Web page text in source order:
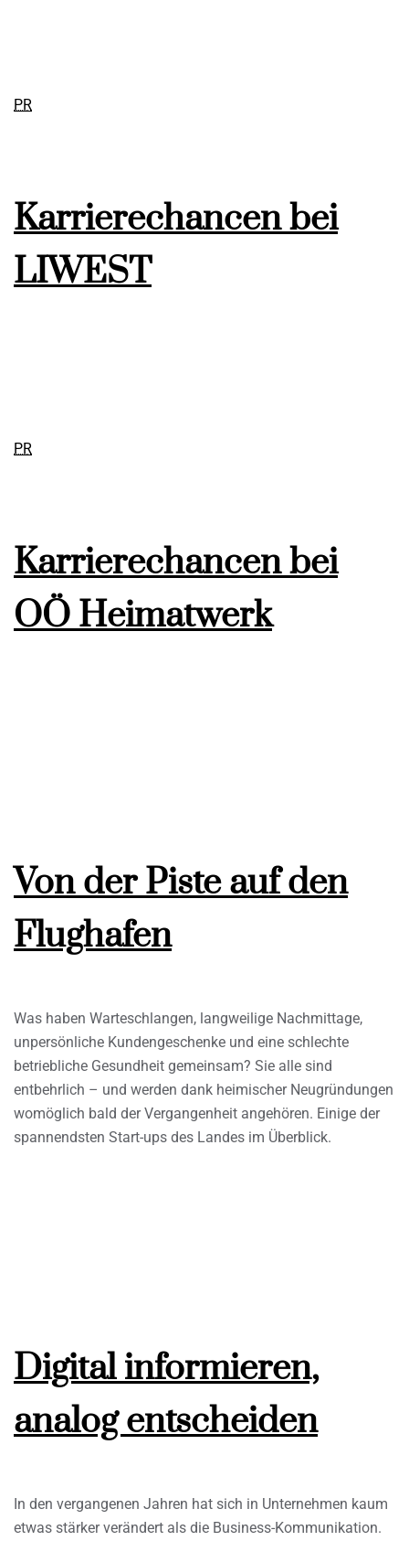
PR
Karrierechancen bei
LIWEST
PR
Karrierechancen bei
OÖ Heimatwerk
Von der Piste auf den
Flughafen
Was haben Warteschlangen, langweilige Nachmittage,
unpersönliche Kundengeschenke und eine schlechte
betriebliche Gesundheit gemeinsam? Sie alle sind
entbehrlich – und werden dank heimischer Neugründungen
womöglich bald der Vergangenheit angehören. Einige der
spannendsten Start-ups des Landes im Überblick.
Digital informieren,
analog entscheiden
In den vergangenen Jahren hat sich in Unternehmen kaum
etwas stärker verändert als die Business-Kommunikation.